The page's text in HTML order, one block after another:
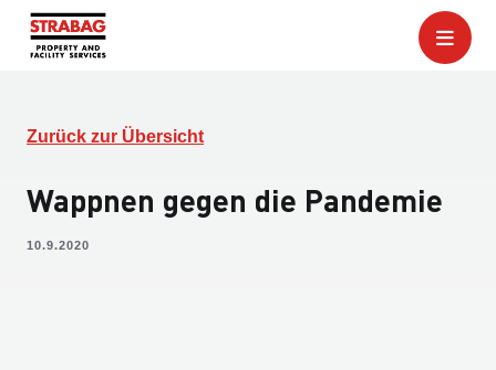
Zurück zur Übersicht
Wappnen gegen die Pandemie
10.9.2020